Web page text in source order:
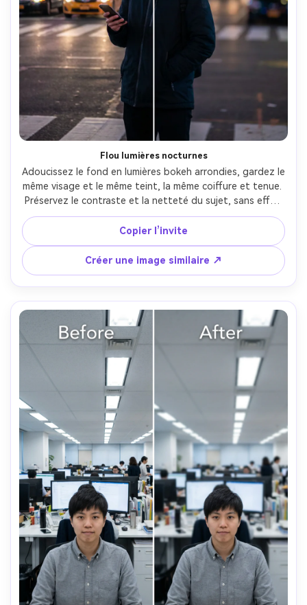
Flou lumières nocturnes
Adoucissez le fond en lumières bokeh arrondies, gardez le
même visage et le même teint, la même coiffure et tenue.
Préservez le contraste et la netteté du sujet, sans effet
lumineux. Accentuez le flou pour transformer néons et
lampadaires en sphères derrière le sujet --ar 4:5
Copier l’invite
Créer une image similaire ↗